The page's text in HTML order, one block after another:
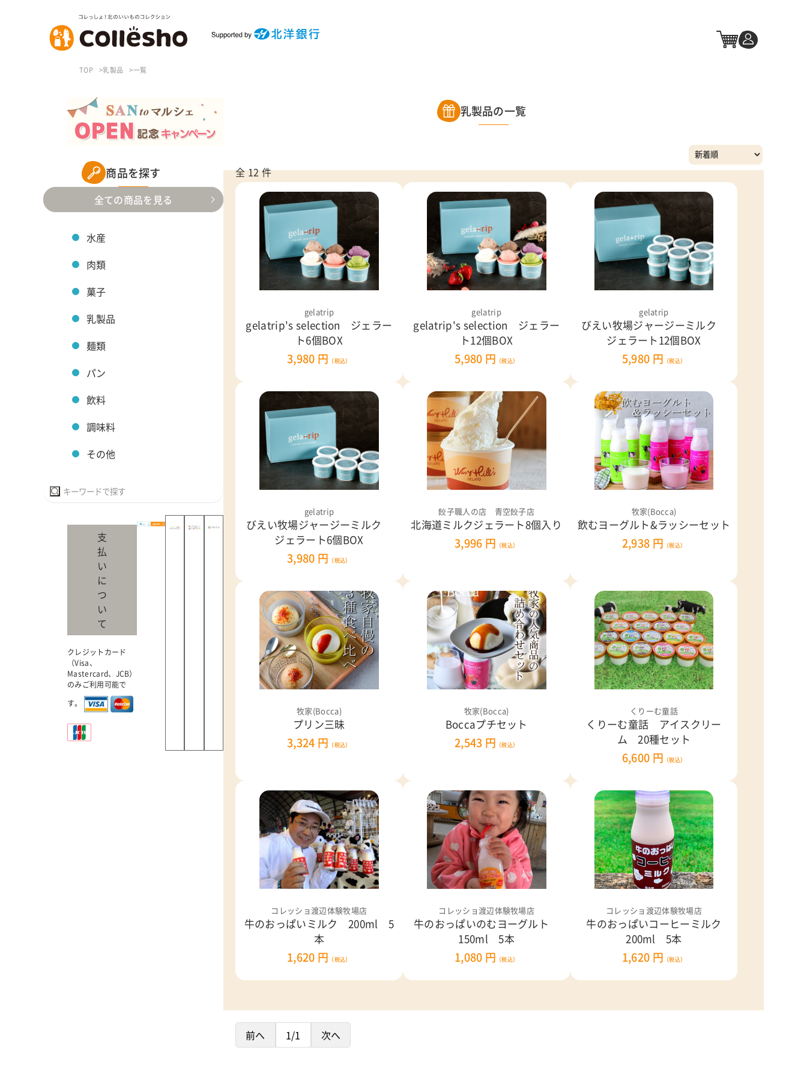
TOP 乳製品 一覧
乳製品の一覧
全 12 件
gelatrip
gelatrip's selection ジェラー
ト6個BOX
3,980 円 （税込）
gelatrip
gelatrip's selection ジェラー
ト12個BOX
5,980 円 （税込）
gelatrip
びえい牧場ジャージーミルク
ジェラート12個BOX
5,980 円 （税込）
gelatrip
びえい牧場ジャージーミルク
ジェラート6個BOX
3,980 円 （税込）
餃子職人の店 青空餃子店
北海道ミルクジェラート8個入り
3,996 円 （税込）
牧家(Bocca)
飲むヨーグルト&ラッシーセット
2,938 円 （税込）
牧家(Bocca)
プリン三昧
3,324 円 （税込）
牧家(Bocca)
Boccaプチセット
2,543 円 （税込）
くりーむ童話
くりーむ童話 アイスクリー
ム 20種セット
6,600 円 （税込）
コレッショ渡辺体験牧場店
牛のおっぱいミルク 200ml 5
本
1,620 円 （税込）
コレッショ渡辺体験牧場店
牛のおっぱいのむヨーグルト
150ml 5本
1,080 円 （税込）
コレッショ渡辺体験牧場店
牛のおっぱいコーヒーミルク
200ml 5本
1,620 円 （税込）
前へ 1/1 次へ
商品を探す
全ての商品を見る
水産
肉類
菓子
乳製品
麺類
パン
飲料
調味料
その他
支
払
い
に
つ
い
て
クレジットカード
（Visa、
Mastercard、JCB）
のみご利用可能で
す。